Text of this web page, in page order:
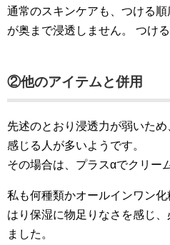
通常のスキンケアも、つける
が奥まで浸透しません。 つけ
②他のアイテムと併用
先述のとおり浸透力が弱いた
感じる人が多いようです。
その場合は、プラスαでクリー
私も何種類かオールインワン
はり保湿に物足りなさを感じ
ました。